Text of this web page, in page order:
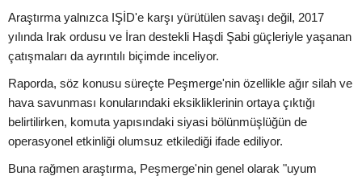
Araştırma yalnızca IŞİD'e karşı yürütülen savaşı değil, 2017
yılında Irak ordusu ve İran destekli Haşdi Şabi güçleriyle yaşanan
çatışmaları da ayrıntılı biçimde inceliyor.
Raporda, söz konusu süreçte Peşmerge'nin özellikle ağır silah ve
hava savunması konularındaki eksikliklerinin ortaya çıktığı
belirtilirken, komuta yapısındaki siyasi bölünmüşlüğün de
operasyonel etkinliği olumsuz etkilediği ifade ediliyor.
Buna rağmen araştırma, Peşmerge'nin genel olarak "uyum